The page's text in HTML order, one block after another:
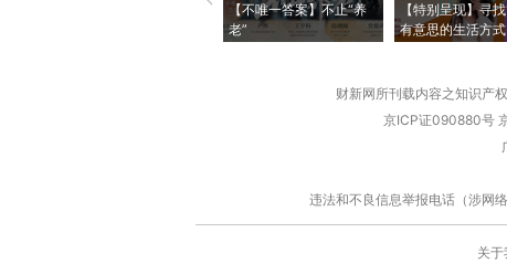
【不唯一答案】不止“养
老”
【特别呈现】寻
有意思的生活方式
财新网所刊载内容之知识产
京ICP证090880号
违法和不良信息举报电话（涉
关于